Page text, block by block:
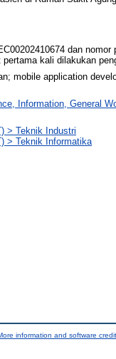
dan nomor
kali dilakukan
mobile application
Information, General
> Teknik Industri
> Teknik Informatika
information and software